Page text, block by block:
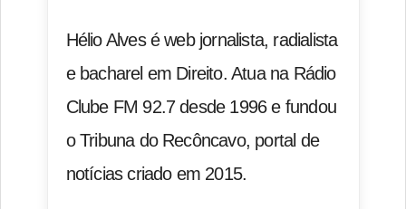
Hélio Alves é web jornalista, radialista
e bacharel em Direito. Atua na Rádio
Clube FM 92.7 desde 1996 e fundou
o Tribuna do Recôncavo, portal de
notícias criado em 2015.